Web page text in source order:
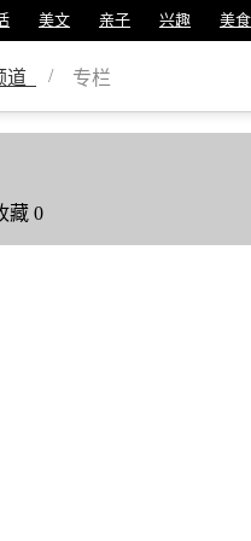
美文 亲子 兴趣 美食
道 / 专栏
藏 0